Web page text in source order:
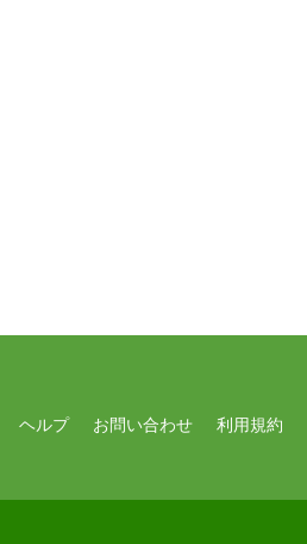
ヘルプ お問い合わせ 利用規約